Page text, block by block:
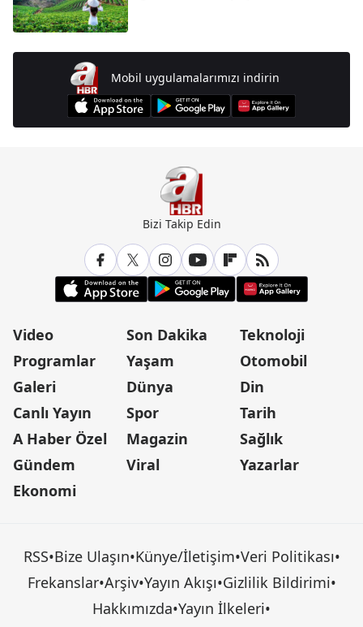
Mobil uygulamalarımızı indirin
Bizi Takip Edin
Video
Programlar
Galeri
Canlı Yayın
A Haber Özel
Gündem
Ekonomi
Son Dakika
Yaşam
Dünya
Spor
Magazin
Viral
Teknoloji
Otomobil
Din
Tarih
Sağlık
Yazarlar
RSS•Bize Ulaşın•Künye/İletişim•Veri Politikası•
Frekanslar•Arşiv•Yayın Akışı•Gizlilik Bildirimi•
Hakkımızda•Yayın İlkeleri•